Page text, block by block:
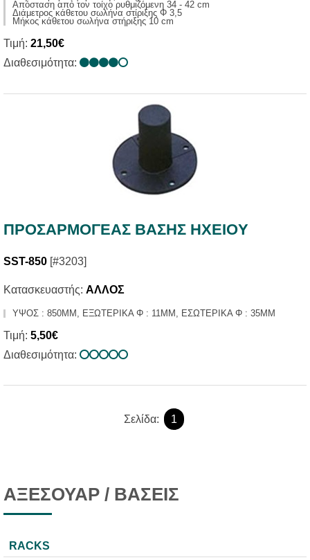
Απόσταση από τον τοίχο ρυθμιζόμενη 34 - 42 cm
Διάμετρος κάθετου σωλήνα στίριξης Φ 3,5
Μήκος κάθετου σωλήνα στήριξης 10 cm
Τιμή: 21,50€
Διαθεσιμότητα:
ΠΡΟΣΑΡΜΟΓΕΑΣ ΒΑΣΗΣ ΗΧΕIOY
SST-850 [#3203]
Κατασκευαστής: ΑΛΛΟΣ
ΥΨΟΣ : 850MM, ΕΞΩΤΕΡΙΚΑ Φ : 11MM, ΕΣΩΤΕΡΙΚΑ Φ : 35MM
Τιμή: 5,50€
Διαθεσιμότητα:
Σελίδα: 1
ΑΞΕΣΟΥΑΡ / ΒΑΣΕΙΣ
RACKS